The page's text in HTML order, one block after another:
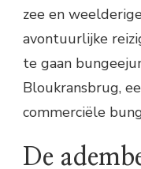
zee en
avontuurlijke
te gaan
Bloukransbrug,
commerciële
De